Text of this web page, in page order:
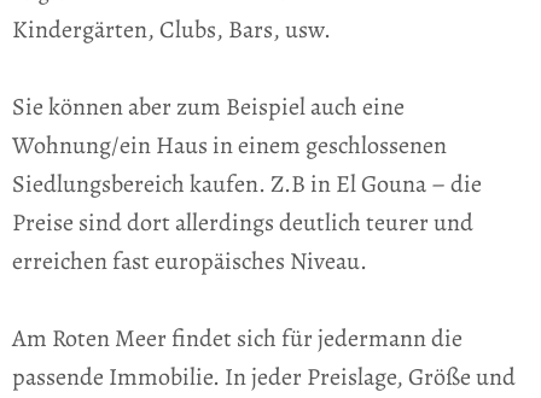
Kindergärten, Clubs, Bars, usw.
Sie können aber zum Beispiel auch eine
Wohnung/ein Haus in einem geschlossenen
Siedlungsbereich kaufen. Z.B in El Gouna – die
Preise sind dort allerdings deutlich teurer und
erreichen fast europäisches Niveau.
Am Roten Meer findet sich für jedermann die
passende Immobilie. In jeder Preislage, Größe und